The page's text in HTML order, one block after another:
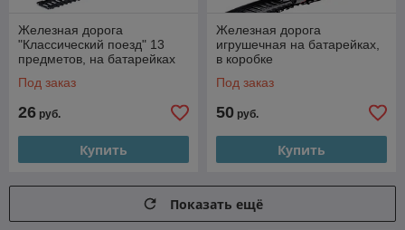
Железная дорога
"Классический поезд" 13
предметов, на батарейках
Под заказ
26 руб.
Купить
Железная дорога
игрушечная на батарейках,
в коробке
Под заказ
50 руб.
Купить
Показать ещё